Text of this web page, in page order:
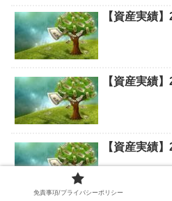
【資産実績
【資産実績
【資産実績
免責事項/プライバシーポリシー